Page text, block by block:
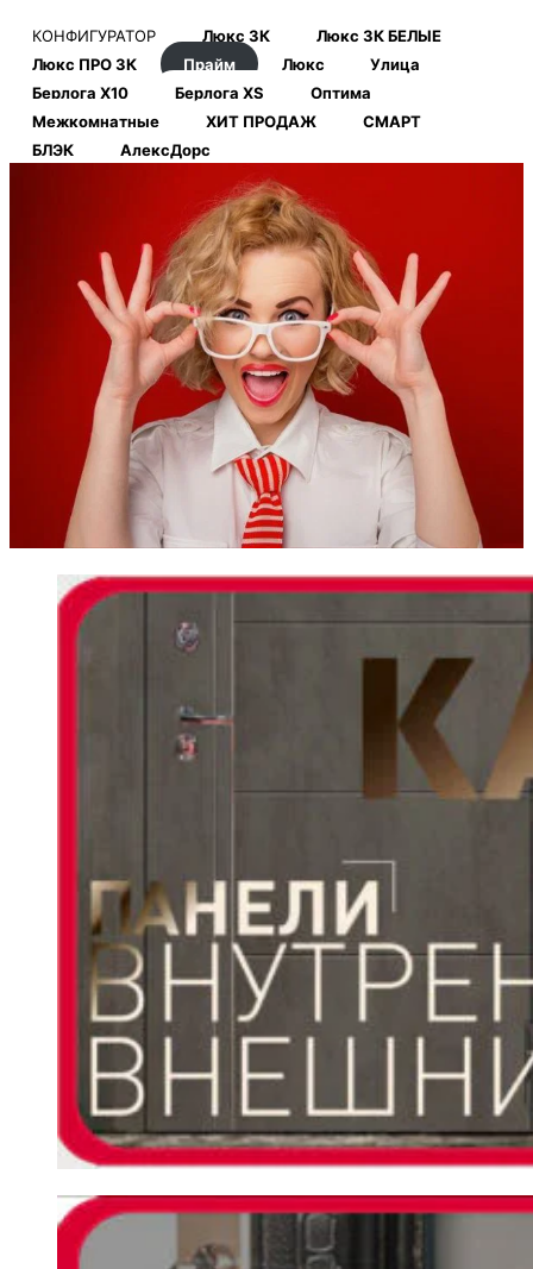
КОНФИГУРАТОР Люкс 3К
Люкс 3К БЕЛЫЕ
Люкс ПРО 3К
Прайм Люкс
Улица
Берлога Х10
Берлога XS
Оптима
Межкомнатные
ХИТ ПРОДАЖ
СМАРТ
БЛЭК
АлексДорс